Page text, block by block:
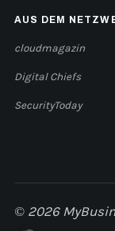
AUS DEM
cloudmagazin
Digital Chiefs
SecurityToday
© 2026